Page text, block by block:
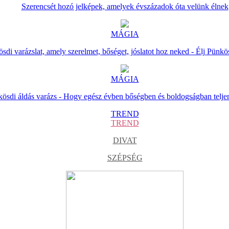
Szerencsét hozó jelképek, amelyek évszázadok óta velünk élnek
MÁGIA
varázslat, amely szerelmet, bőséget, jóslatot hoz neked - Élj
MÁGIA
áldás varázs - Hogy egész évben bőségben és boldogságban
TREND
TREND
DIVAT
SZÉPSÉG